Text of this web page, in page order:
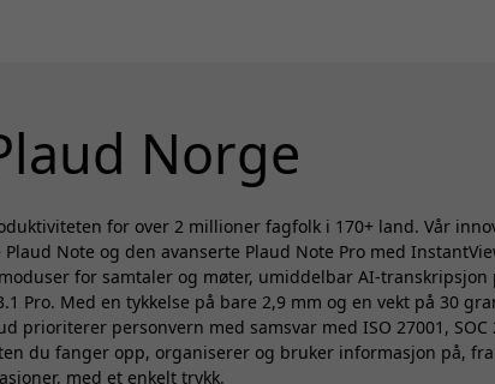
Norge
for over 2 millioner fagfolk i 170+ land. Vår
Note og den avanserte Plaud Note Pro med
for samtaler og møter, umiddelbar AI-
Pro. Med en tykkelse på bare 2,9 mm og en vekt på 30
personvern med samsvar med ISO 27001, SOC
du fanger opp, organiserer og bruker informasjon på,
med et enkelt trykk.